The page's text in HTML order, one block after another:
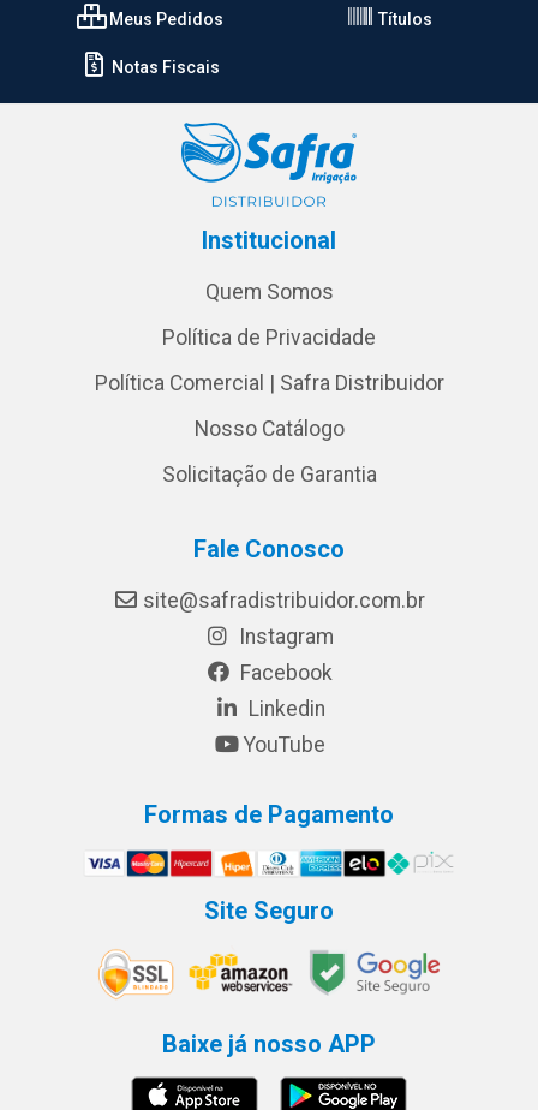
Meus Pedidos Títulos
Notas Fiscais
Institucional
Quem Somos
Política de Privacidade
Política Comercial | Safra Distribuidor
Nosso Catálogo
Solicitação de Garantia
Fale Conosco
site@safradistribuidor.com.br
Instagram
Facebook
Linkedin
YouTube
Formas de Pagamento
Site Seguro
Baixe já nosso APP